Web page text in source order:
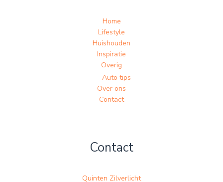
Home
Lifestyle
Huishouden
Inspiratie
Overig
Auto tips
Over ons
Contact
Contact
Quinten Zilverlicht